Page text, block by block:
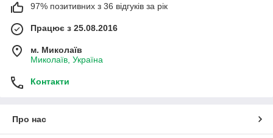
97% позитивних з 36 відгуків за рік
Працює з 25.08.2016
м. Миколаїв
Миколаїв, Україна
Контакти
Про нас